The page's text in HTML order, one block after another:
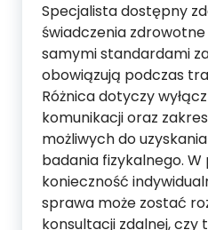
Specjalista dostępny
świadczenia
samymi standardami
obowiązują podczas
Różnica dotyczy
komunikacji oraz
możliwych do
badania fizykalnego.
konieczność
sprawa może zostać
konsultacji zdalnej, czy